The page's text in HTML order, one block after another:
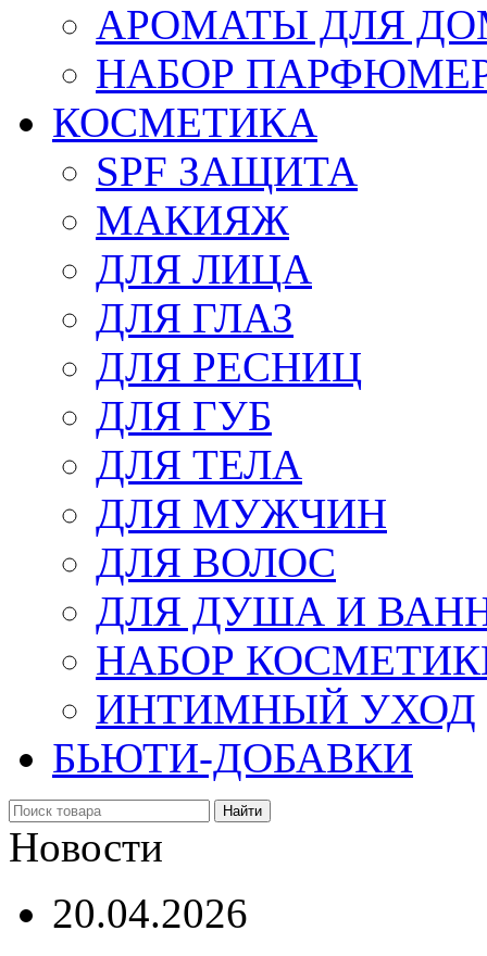
АРОМАТЫ ДЛЯ
НАБОР
КОСМЕТИКА
SPF ЗАЩИТА
МАКИЯЖ
ДЛЯ ЛИЦА
ДЛЯ ГЛАЗ
ДЛЯ РЕСНИЦ
ДЛЯ ГУБ
ДЛЯ ТЕЛА
ДЛЯ МУЖЧИН
ДЛЯ ВОЛОС
ДЛЯ ДУША И
НАБОР
ИНТИМНЫЙ УХОД
БЬЮТИ-ДОБАВКИ
Найти
Новости
20.04.2026